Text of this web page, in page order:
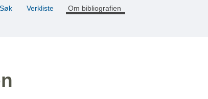
Søk Verkliste Om bibliografien